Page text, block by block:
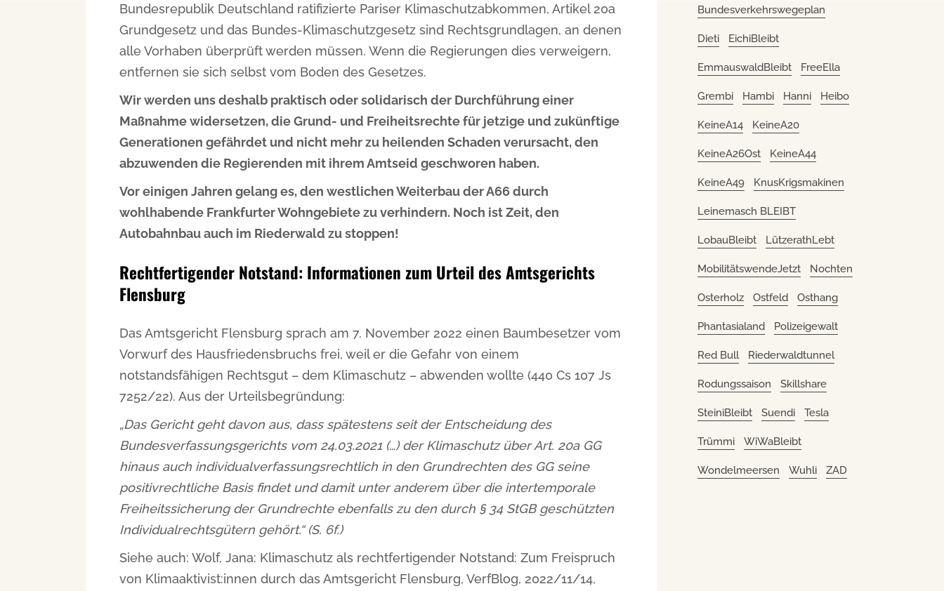
Bundesrepublik Deutschland ratifizierte Pariser Klimaschutzabkommen, Artikel 20a
Grundgesetz und das Bundes-Klimaschutzgesetz sind Rechtsgrundlagen, an denen
alle Vorhaben überprüft werden müssen. Wenn die Regierungen dies verweigern,
entfernen sie sich selbst vom Boden des Gesetzes.
Wir werden uns deshalb praktisch oder solidarisch der Durchführung einer
Maßnahme widersetzen, die Grund- und Freiheitsrechte für jetzige und zukünftige
Generationen gefährdet und nicht mehr zu heilenden Schaden verursacht, den
abzuwenden die Regierenden mit ihrem Amtseid geschworen haben.
Vor einigen Jahren gelang es, den westlichen Weiterbau der A66 durch
wohlhabende Frankfurter Wohngebiete zu verhindern. Noch ist Zeit, den
Autobahnbau auch im Riederwald zu stoppen!
Rechtfertigender Notstand: Informationen zum Urteil des Amtsgerichts
Flensburg
Das Amtsgericht Flensburg sprach am 7. November 2022 einen Baumbesetzer vom
Vorwurf des Hausfriedensbruchs frei, weil er die Gefahr von einem
notstandsfähigen Rechtsgut – dem Klimaschutz – abwenden wollte (440 Cs 107 Js
7252/22). Aus der Urteilsbegründung:
„Das Gericht geht davon aus, dass spätestens seit der Entscheidung des
Bundesverfassungsgerichts vom 24.03.2021 (…) der Klimaschutz über Art. 20a GG
hinaus auch individualverfassungsrechtlich in den Grundrechten des GG seine
positivrechtliche Basis findet und damit unter anderem über die intertemporale
Freiheitssicherung der Grundrechte ebenfalls zu den durch § 34 StGB geschützten
Individualrechtsgütern gehört.“ (S. 6f.)
Siehe auch: Wolf, Jana: Klimaschutz als rechtfertigender Notstand: Zum Freispruch
von Klimaaktivist:innen durch das Amtsgericht Flensburg, VerfBlog, 2022/11/14,
Bundesverkehrswegeplan
Dieti EichiBleibt
EmmauswaldBleibt FreeElla
Grembi Hambi Hanni Heibo
KeineA14 KeineA20
KeineA26Ost KeineA44
KeineA49 KnusKrigsmakinen
Leinemasch BLEIBT
LobauBleibt LützerathLebt
MobilitätswendeJetzt Nochten
Osterholz Ostfeld Osthang
Phantasialand Polizeigewalt
Red Bull Riederwaldtunnel
Rodungssaison Skillshare
SteiniBleibt Suendi Tesla
Trümmi WiWaBleibt
Wondelmeersen Wuhli ZAD